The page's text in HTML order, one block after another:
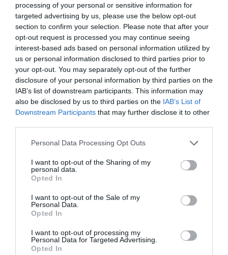
processing of your personal or sensitive information for
targeted advertising by us, please use the below opt-out
section to confirm your selection. Please note that after your
opt-out request is processed you may continue seeing
interest-based ads based on personal information utilized by
us or personal information disclosed to third parties prior to
your opt-out. You may separately opt-out of the further
disclosure of your personal information by third parties on the
IAB’s list of downstream participants. This information may
also be disclosed by us to third parties on the IAB’s List of
Downstream Participants that may further disclose it to other
Please note that this website/app uses one or more Google
not limited to your visit or usage behaviour. You may click to
grant or deny consent to Google and its third-party tags to
use your data for below specified purposes in below Google
consent section.
Personal Data Processing Opt Outs
I want to opt-out of the Sharing of my
personal data.
Opted In
I want to opt-out of the Sale of my
Personal Data.
Opted In
I want to opt-out of processing my
Personal Data for Targeted Advertising.
Opted In
5 étel, ami javítja a memóriát és segít koncentrálni
School oktatója és a „This Is Your Brain on Food” című könyv
szerzője megosztotta a CNBC-bel, hogy milyen ételekkel